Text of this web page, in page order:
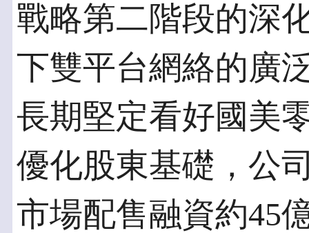
戰略第二階段的深
下雙平台網絡的廣
長期堅定看好國美
優化股東基礎，公
市場配售融資約45